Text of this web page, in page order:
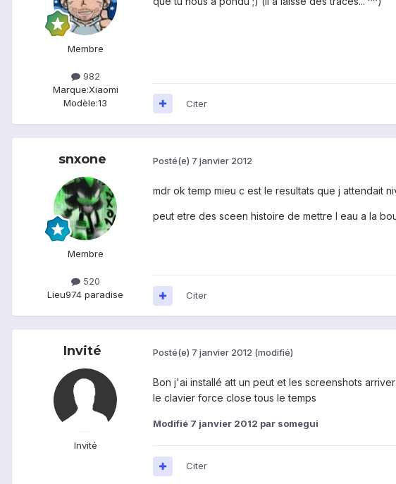
Membre
982
Marque:Xiaomi
Modèle:13 Citer
snxone
Membre
520
Lieu974 paradise
Posté(e) 7 janvier 2012
mdr ok temp mieu c est le resultats que j attendait
peut etre des sceen histoire de mettre l eau a la
Citer
Invité
Invité
Posté(e) 7 janvier 2012 (modifié)
Bon j'ai installé att un peut et les screenshots
le clavier force close tous le temps
Modifié 7 janvier 2012 par somegui
Citer